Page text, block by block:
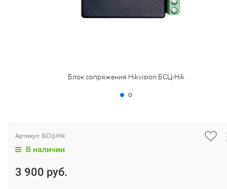
Блок сопряжения Hikvision БСЦ-Hik
Артикул: БСЦ-Hik
В наличии
3 900 руб.